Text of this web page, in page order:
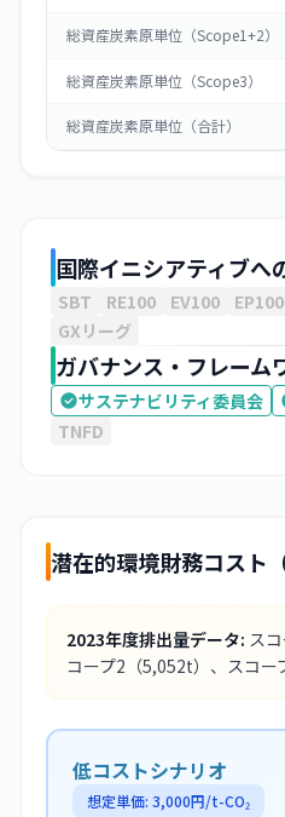
総資産炭素原単位（Scope1+2）
総資産炭素原単位（Scope3）
総資産炭素原単位（合計）
国際イニシアティブへ
SBT RE100 EV100 EP100
GXリーグ
ガバナンス・フレーム
サステナビリティ委員会
TNFD
潜在的環境財務コスト
2023年度排出量データ: ス
コープ2 （5,052t） 、スコー
低コストシナリオ
想定単価: 3,000円/t-CO₂